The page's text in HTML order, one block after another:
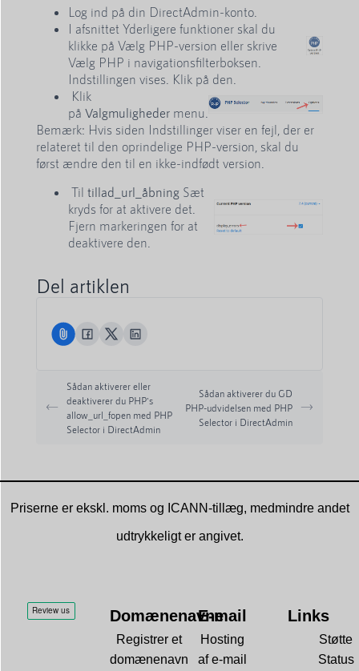
Log ind på din DirectAdmin-konto.
I afsnittet Yderligere funktioner skal du
klikke på Vælg PHP-version eller skrive
Vælg PHP i navigationsfilterboksen.
Indstillingen vises. Klik på den.
Klik
på Valgmuligheder menu.
Bemærk: Hvis siden Indstillinger viser en fejl, der er
relateret til den oprindelige PHP-version, skal du
først ændre den til en ikke-indfødt version.
Til tillad_url_åbning Sæt
kryds for at aktivere det.
Fjern markeringen for at
deaktivere den.
Del artiklen
Sådan aktiverer eller
deaktiverer du PHP's
allow_url_fopen med PHP
Selector i DirectAdmin
Sådan aktiverer du GD
PHP-udvidelsen med PHP
Selector i DirectAdmin
Priserne er ekskl. moms og ICANN-tillæg, medmindre andet
udtrykkeligt er angivet.
Domænenavne
Registrer et
domænenavn
E-mail
Hosting
af e-mail
Links
Støtte
Status